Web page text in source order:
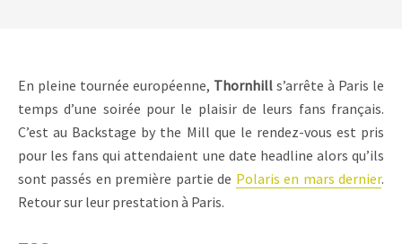
En pleine tournée européenne, Thornhill s’arrête à Paris le
temps d’une soirée pour le plaisir de leurs fans français.
C’est au Backstage by the Mill que le rendez-vous est pris
pour les fans qui attendaient une date headline alors qu’ils
sont passés en première partie de Polaris en mars dernier.
Retour sur leur prestation à Paris.